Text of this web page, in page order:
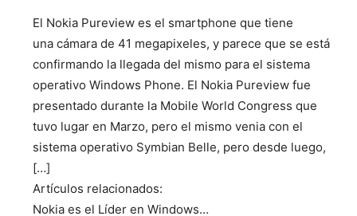
El Nokia Pureview es el smartphone que tiene
una cámara de 41 megapixeles, y parece que se está
confirmando la llegada del mismo para el sistema
operativo Windows Phone. El Nokia Pureview fue
presentado durante la Mobile World Congress que
tuvo lugar en Marzo, pero el mismo venia con el
sistema operativo Symbian Belle, pero desde luego,
[…]
Artículos relacionados:
Nokia es el Líder en Windows…